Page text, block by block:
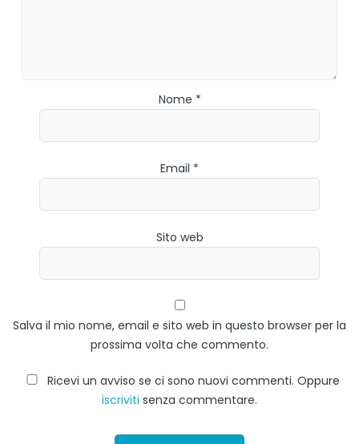
Nome *
Email *
Sito web
Salva il mio nome, email e sito web in questo browser per la
prossima volta che commento.
Ricevi un avviso se ci sono nuovi commenti. Oppure
iscriviti senza commentare.